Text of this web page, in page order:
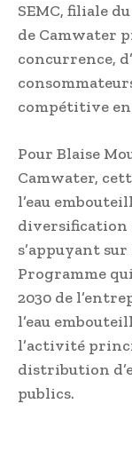
SEMC, filiale
de Camwater
concurrence,
compétitive
Pour Blaise
Camwater,
l’eau
diversification
s’appuyant
Programme
2030 de
l’eau
l’activité
distribution
publics.